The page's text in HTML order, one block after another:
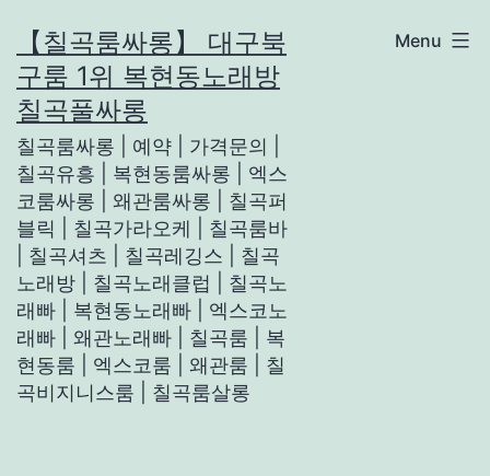
to
content
【칠곡룸싸롱】 대구북
구룸 1위 복현동노래방
칠곡풀싸롱
칠곡룸싸롱 | 예약 | 가격문의 |
칠곡유흥 | 복현동룸싸롱 | 엑스
코룸싸롱 | 왜관룸싸롱 | 칠곡퍼
블릭 | 칠곡가라오케 | 칠곡룸바
| 칠곡셔츠 | 칠곡레깅스 | 칠곡
노래방 | 칠곡노래클럽 | 칠곡노
래빠 | 복현동노래빠 | 엑스코노
래빠 | 왜관노래빠 | 칠곡룸 | 복
현동룸 | 엑스코룸 | 왜관룸 | 칠
곡비지니스룸 | 칠곡룸살롱
Menu